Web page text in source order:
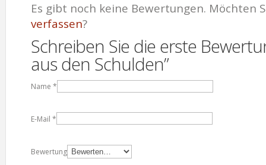
Es gibt noch keine Bewertungen. Möchten
verfassen?
Schreiben Sie die erste
aus den Schulden”
Name *
E-Mail *
Bewertung